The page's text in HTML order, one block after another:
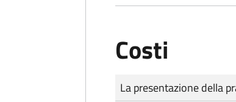
Costi
Tipo di pagamento
Importo
La presentazione della